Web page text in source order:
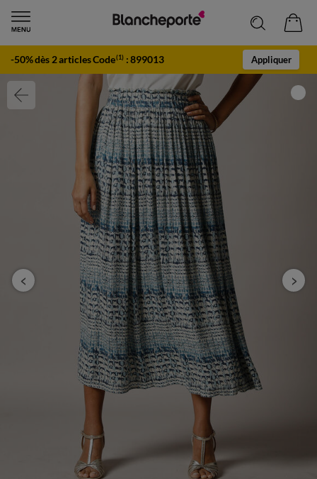
-50% dès 2 articles Code(1) :899013 Appliquer